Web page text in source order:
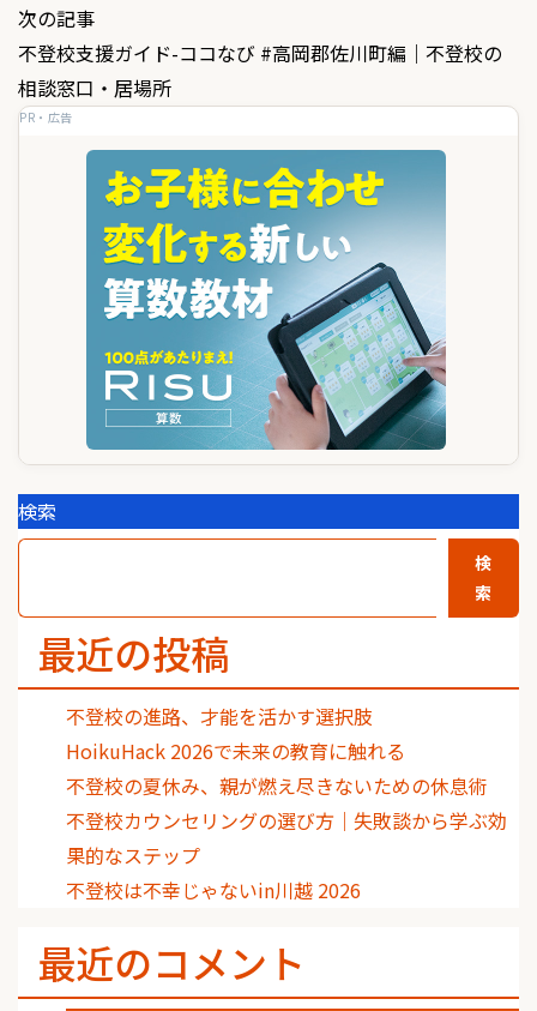
ビ
ゲ
次の記事
不登校支援ガイド-ココなび #高岡郡佐川町編｜不登校の
相談窓口・居場所
PR・広告
検索
検
索
最近の投稿
不登校の進路、才能を活かす選択肢
HoikuHack 2026で未来の教育に触れる
不登校の夏休み、親が燃え尽きないための休息術
不登校カウンセリングの選び方｜失敗談から学ぶ効
果的なステップ
不登校は不幸じゃないin川越 2026
最近のコメント